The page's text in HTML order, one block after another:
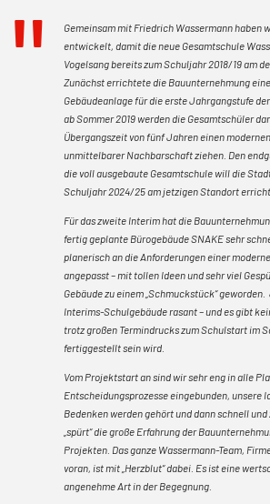
Gemeinsam mit Friedrich Wassermann haben
entwickelt, damit die neue Gesamtschule
Vogelsang bereits zum Schuljahr 2018/19 am
Zunächst errichtete die Bauunternehmung
Gebäudeanlage für die erste Jahrgangstufe
ab Sommer 2019 werden die Gesamtschüler
Übergangszeit von fünf Jahren einen
unmittelbarer Nachbarschaft ziehen. Den
die voll ausgebaute Gesamtschule will die
Schuljahr 2024/25 am jetzigen Standort
Für das zweite Interim hat die
fertig geplante Bürogebäude SNAKE sehr
planerisch an die Anforderungen einer
angepasst – mit tollen Ideen und sehr viel
Gebäude zu einem „Schmuckstück“
Interims-Schulgebäude rasant – und es gibt
trotz großen Termindrucks zum Schulstart im
fertiggestellt sein wird.
Vom Projektstart an sind wir sehr eng in alle
Entscheidungsprozesse eingebunden, unsere
Bedenken werden gehört und dann schnell
„spürt“ die große Erfahrung der
Projekten. Das ganze Wassermann-Team,
voran, ist mit „Herzblut“ dabei. Es ist eine
angenehme Art in der Begegnung.